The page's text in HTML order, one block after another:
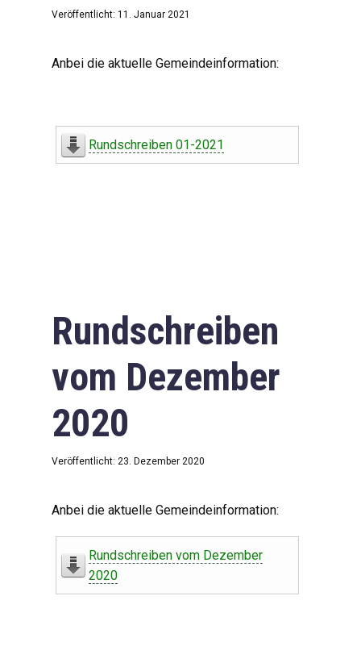
Veröffentlicht: 11. Januar 2021
Anbei die aktuelle Gemeindeinformation:
Rundschreiben 01-2021
Rundschreiben
vom Dezember
2020
Veröffentlicht: 23. Dezember 2020
Anbei die aktuelle Gemeindeinformation:
Rundschreiben vom Dezember
2020